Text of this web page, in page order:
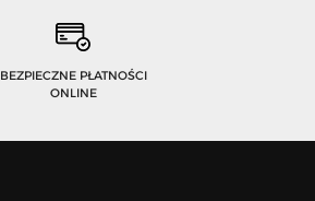
BEZPIECZNE PŁATNOŚCI
ONLINE